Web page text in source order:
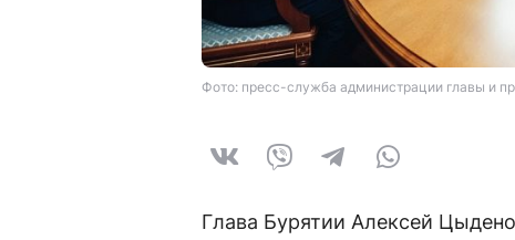
Фото: пресс-служба администрации главы и
Глава Бурятии Алексей